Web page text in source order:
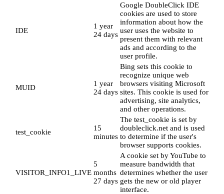
IDE
1 year
24 days
Google DoubleClick IDE
cookies are used to store
information about how the
user uses the website to
present them with relevant
ads and according to the
user profile.
MUID
1 year
24 days
Bing sets this cookie to
recognize unique web
browsers visiting Microsoft
sites. This cookie is used for
advertising, site analytics,
and other operations.
test_cookie
15
minutes
The test_cookie is set by
doubleclick.net and is used
to determine if the user's
browser supports cookies.
VISITOR_INFO1_LIVE
5
months
27 days
A cookie set by YouTube to
measure bandwidth that
determines whether the user
gets the new or old player
interface.